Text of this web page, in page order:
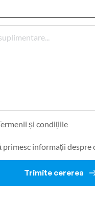
și condițiile
primesc informații despre
Trimite cererea